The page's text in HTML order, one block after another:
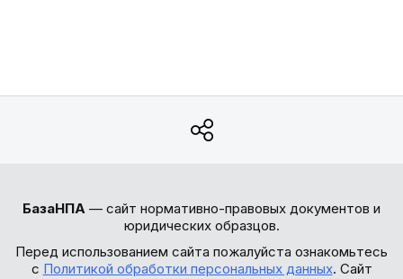
БазаНПА — сайт нормативно-правовых документов и
юридических образцов.
Перед использованием сайта пожалуйста ознакомьтесь
с Политикой обработки персональных данных. Сайт